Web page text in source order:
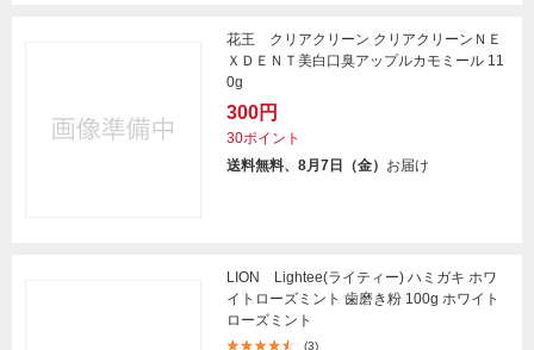
花王 クリアクリーン クリアクリーンＮＥ
ＸＤＥＮＴ美白口臭アップルカモミール 11
0g
300円
30ポイント
送料無料、8月7日（金） お届け
LION Lightee(ライティー) ハミガキ ホワ
イトローズミント 歯磨き粉 100g ホワイト
ローズミント
(3)